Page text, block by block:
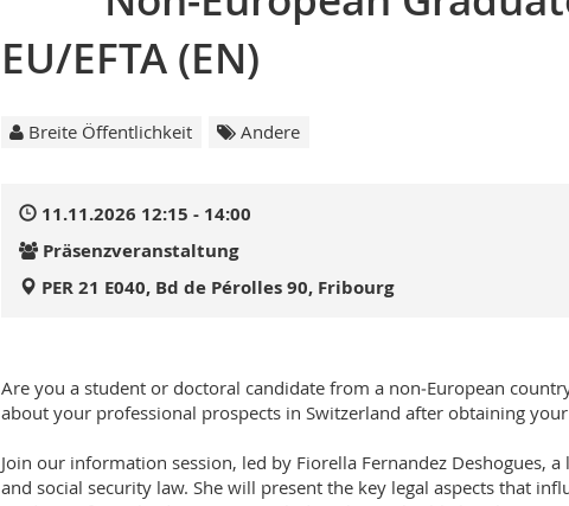
EU/EFTA (EN)
Breite Öffentlichkeit Andere
11.11.2026 12:15 - 14:00
Präsenzveranstaltung
PER 21 E040, Bd de Pérolles 90, Fribourg
Are you a student or doctoral candidate from a non‑European
about your professional prospects in Switzerland after obtaining your
Join our information session, led by Fiorella Fernandez Deshogues,
and social security law. She will present the key legal aspects that